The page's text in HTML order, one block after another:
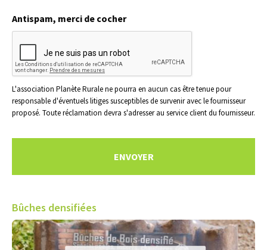
Antispam, merci de cocher
L'association Planète Rurale ne pourra en aucun cas être tenue pour
responsable d'éventuels litiges susceptibles de survenir avec le fournisseur
proposé. Toute réclamation devra s'adresser au service client du fournisseur.
Bûches densifiées